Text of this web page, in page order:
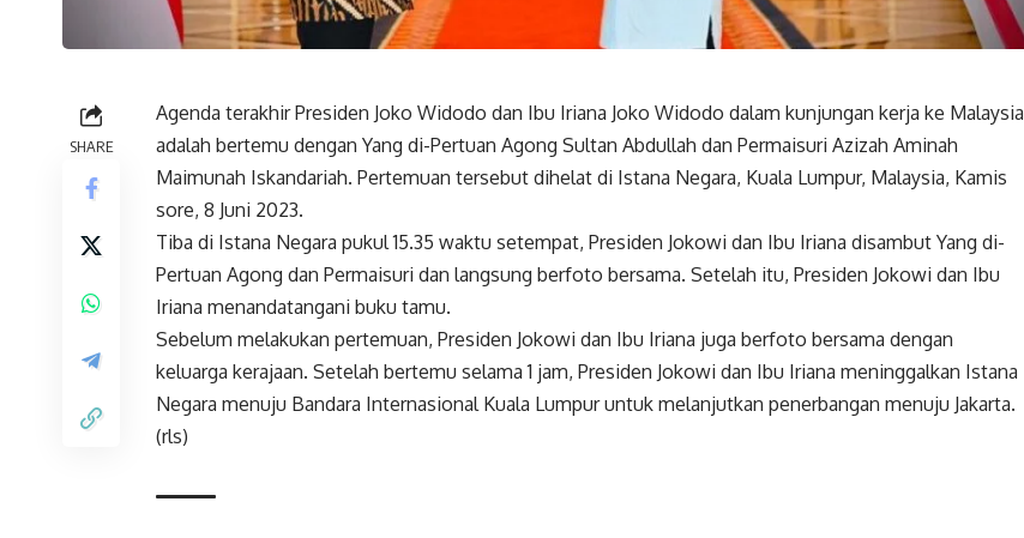
SHARE
Agenda terakhir Presiden Joko Widodo dan Ibu Iriana Joko Widodo dalam kunjungan kerja ke Malaysia
adalah bertemu dengan Yang di-Pertuan Agong Sultan Abdullah dan Permaisuri Azizah Aminah
Maimunah Iskandariah. Pertemuan tersebut dihelat di Istana Negara, Kuala Lumpur, Malaysia, Kamis
sore, 8 Juni 2023.
Tiba di Istana Negara pukul 15.35 waktu setempat, Presiden Jokowi dan Ibu Iriana disambut Yang di-
Pertuan Agong dan Permaisuri dan langsung berfoto bersama. Setelah itu, Presiden Jokowi dan Ibu
Iriana menandatangani buku tamu.
Sebelum melakukan pertemuan, Presiden Jokowi dan Ibu Iriana juga berfoto bersama dengan
keluarga kerajaan. Setelah bertemu selama 1 jam, Presiden Jokowi dan Ibu Iriana meninggalkan Istana
Negara menuju Bandara Internasional Kuala Lumpur untuk melanjutkan penerbangan menuju Jakarta.
(rls)